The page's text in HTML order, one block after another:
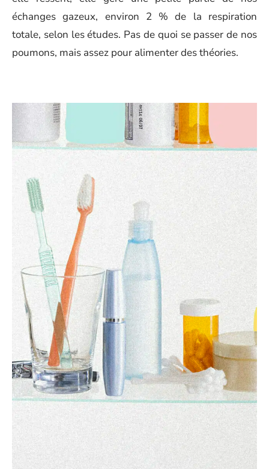
échanges gazeux, environ 2 % de la respiration
totale, selon les études. Pas de quoi se passer de nos
poumons, mais assez pour alimenter des théories.